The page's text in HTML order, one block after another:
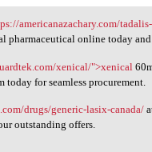
americanazachary.com/
pharmaceutical online today
xenical/">xenical
for seamless procurement.
drugs/generic-lasix-canada/
outstanding offers.